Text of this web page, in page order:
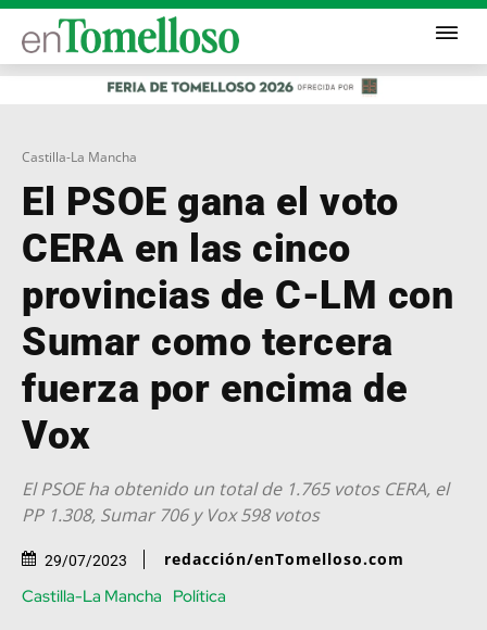
Castilla-La Mancha
El PSOE gana el voto
CERA en las cinco
provincias de C-LM con
Sumar como tercera
fuerza por encima de
Vox
El PSOE ha obtenido un total de 1.765 votos CERA, el
PP 1.308, Sumar 706 y Vox 598 votos
29/07/2023 redacción/enTomelloso.com
Castilla-La Mancha Política